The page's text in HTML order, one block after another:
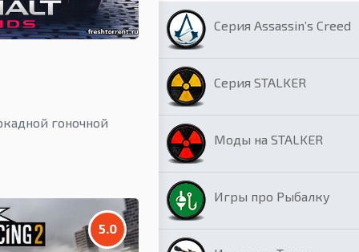
гоночной
5.0
Серия Assassin’s Creed
Серия STALKER
Моды на STALKER
Игры про Рыбалку